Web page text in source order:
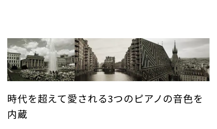
時代を超えて愛される3つのピアノの音色を
内蔵